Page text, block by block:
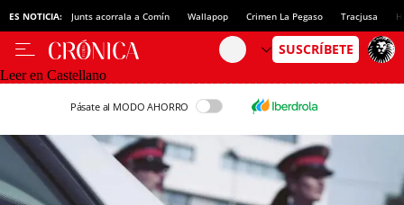
ES NOTICIA: Junts acorrala a Comín Wallapop Crimen La Pegaso Tracjusa
Leer en Castellano
Pásate al MODO AHORRO